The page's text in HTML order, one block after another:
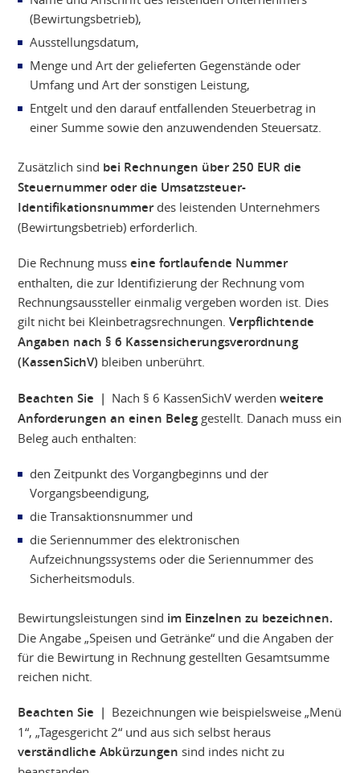
(Bewirtungsbetrieb),
Ausstellungsdatum,
Menge und Art der gelieferten Gegenstände oder
Umfang und Art der sonstigen Leistung,
Entgelt und den darauf entfallenden Steuerbetrag in
einer Summe sowie den anzuwendenden Steuersatz.
Zusätzlich sind bei Rechnungen über 250 EUR die
Steuernummer oder die Umsatzsteuer-
Identifikationsnummerdes leistenden Unternehmers
(Bewirtungsbetrieb) erforderlich.
Die Rechnung musseine fortlaufende Nummer
enthalten, die zur Identifizierung der Rechnung vom
Rechnungsaussteller einmalig vergeben worden ist. Dies
gilt nicht bei Kleinbetragsrechnungen.Verpflichtende
Angaben nach § 6 Kassensicherungsverordnung
(KassenSichV) bleiben unberührt.
Beachten Sie | Nach § 6 KassenSichV werdenweitere
Anforderungen an einen Beleg gestellt. Danach muss ein
Beleg auch enthalten:
den Zeitpunkt des Vorgangbeginns und der
Vorgangsbeendigung,
die Transaktionsnummer und
die Seriennummer des elektronischen
Aufzeichnungssystems oder die Seriennummer des
Sicherheitsmoduls.
Bewirtungsleistungen sind im Einzelnen zu bezeichnen.
Die Angabe „Speisen und Getränke“ und die Angaben der
für die Bewirtung in Rechnung gestellten Gesamtsumme
reichen nicht.
Beachten Sie | Bezeichnungen wie beispielsweise „Menü
1“, „Tagesgericht 2“ und aus sich selbst heraus
verständliche Abkürzungen sind indes nicht zu